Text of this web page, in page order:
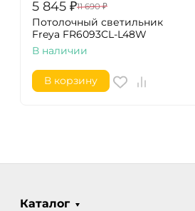
5 845 ₽11 690 ₽
Потолочный светильник
Freya FR6093CL-L48W
В наличии
В корзину
Каталог